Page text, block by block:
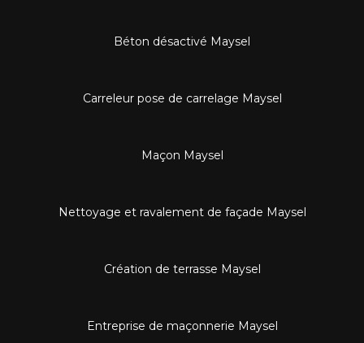
Béton désactivé Maysel
Carreleur pose de carrelage Maysel
Maçon Maysel
Nettoyage et ravalement de façade Maysel
Création de terrasse Maysel
Entreprise de maçonnerie Maysel